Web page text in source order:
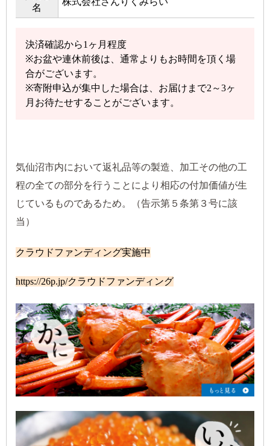
名
決済確認から1ヶ月程度
※お盆や連休前後は、通常よりもお時間を頂く場
合がございます。
※寄附申込が集中した場合は、お届けまで2～3ヶ
月お待たせすることがございます。
気仙沼市内において返礼品等の製造、加工その他の工
程の全ての部分を行うことにより相応の付加価値が生
じているものであるため。（告示第５条第３号に該
当）
クラウドファンディング実施中
https://26p.jp/クラウドファンディング